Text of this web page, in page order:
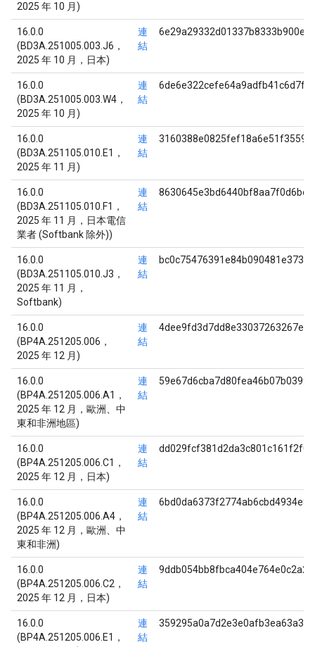
2025 年 10 月)
16.0.0
(BD3A.251005.003.J6，
2025 年 10 月，日本)
連
結
16.0.0
(BD3A.251005.003.W4，
2025 年 10 月)
連
結
16.0.0
(BD3A.251105.010.E1，
2025 年 11 月)
連
結
16.0.0
(BD3A.251105.010.F1，
2025 年 11 月，日本電信
業者 (Softbank 除外))
連
結
16.0.0
(BD3A.251105.010.J3，
2025 年 11 月，
Softbank)
連
結
16.0.0
(BP4A.251205.006，
2025 年 12 月)
連
結
16.0.0
(BP4A.251205.006.A1，
2025 年 12 月，歐洲、中
東和非洲地區)
連
結
16.0.0
(BP4A.251205.006.C1，
2025 年 12 月，日本)
連
結
16.0.0
(BP4A.251205.006.A4，
2025 年 12 月，歐洲、中
東和非洲)
連
結
16.0.0
(BP4A.251205.006.C2，
2025 年 12 月，日本)
連
結
16.0.0
(BP4A.251205.006.E1，
連
結